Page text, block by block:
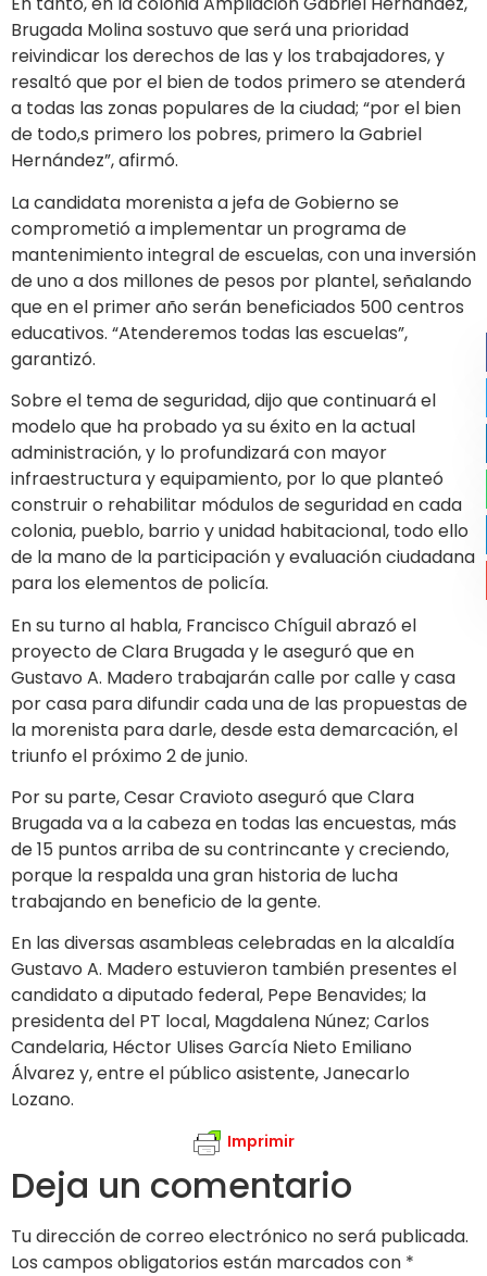
Brugada Molina sostuvo que será una prioridad
reivindicar los derechos de las y los trabajadores, y
resaltó que por el bien de todos primero se atenderá
a todas las zonas populares de la ciudad; “por el bien
de todo,s primero los pobres, primero la Gabriel
Hernández”, afirmó.
La candidata morenista a jefa de Gobierno se
comprometió a implementar un programa de
mantenimiento integral de escuelas, con una inversión
de uno a dos millones de pesos por plantel, señalando
que en el primer año serán beneficiados 500 centros
educativos. “Atenderemos todas las escuelas”,
garantizó.
Sobre el tema de seguridad, dijo que continuará el
modelo que ha probado ya su éxito en la actual
administración, y lo profundizará con mayor
infraestructura y equipamiento, por lo que planteó
construir o rehabilitar módulos de seguridad en cada
colonia, pueblo, barrio y unidad habitacional, todo ello
de la mano de la participación y evaluación ciudadana
para los elementos de policía.
En su turno al habla, Francisco Chíguil abrazó el
proyecto de Clara Brugada y le aseguró que en
Gustavo A. Madero trabajarán calle por calle y casa
por casa para difundir cada una de las propuestas de
la morenista para darle, desde esta demarcación, el
triunfo el próximo 2 de junio.
Por su parte, Cesar Cravioto aseguró que Clara
Brugada va a la cabeza en todas las encuestas, más
de 15 puntos arriba de su contrincante y creciendo,
porque la respalda una gran historia de lucha
trabajando en beneficio de la gente.
En las diversas asambleas celebradas en la alcaldía
Gustavo A. Madero estuvieron también presentes el
candidato a diputado federal, Pepe Benavides; la
presidenta del PT local, Magdalena Núnez; Carlos
Candelaria, Héctor Ulises García Nieto Emiliano
Álvarez y, entre el público asistente, Janecarlo
Lozano.
Imprimir
Deja un comentario
Tu dirección de correo electrónico no será publicada.
Los campos obligatorios están marcados con *